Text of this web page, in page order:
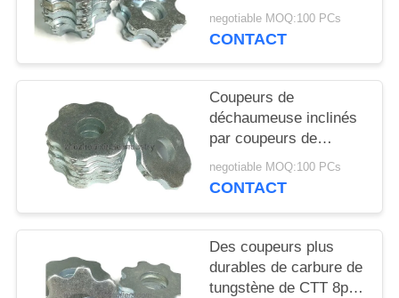
DEMANDEZ
UN DEVIS
PLAN
SITE
POLITIQUE
MATIÈRE
par coupeurs de
carbure de tungstène
surface
negotiable MOQ:100 PCs
CONTACT
Coupeurs de
déchaumeuse inclinés
par coupeurs de
carbure de tungstène
de 6 points (CTT) pour
negotiable MOQ:100 PCs
CONTACT
Des coupeurs plus
durables de carbure de
tungstène de CTT 8pt